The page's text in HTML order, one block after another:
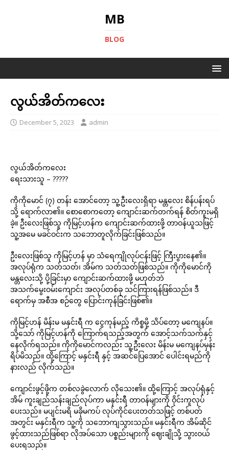
MB
BLOG
လွယ်အိတ်ကလေး
December 5, 2023 admin
လွယ်အိတ်ကလေး
ရေးသားသူ – ?????
ကိုကိုမောင် (၇) တန်း အောင်တော့ သူ့ဦးလေးရှိရာ မန္တလေး စိန်ပန်းရပ်
သို့ ရောက်လာ၏။ စောစောကတော့ ကျောင်းဆက်တက်ရန် စိတ်ကူးမရှိ
ခဲ့။ ဦးလေးဖြစ်သူ ကိုမြင့်ဟန်က ကျောင်းဆက်ထားဖို့ တာဝန်ယူသဖြင့်
သူ့အမေ မခင်ဝင်းက သဘောတူလိုက်ခြင်းဖြစ်သည်။
ဦးလေးဖြစ်သူ ကိုမြင့်ဟန် မှာ သံရေကျိုလုပ်ငန်းဖြင့် ကြီးပွားနေ၏။
အလုပ်ရုံက သတ်သတ်၊ အိမ်က သတ်သတ်ဖြစ်သည်။ ကိုကိုမောင်ကို
မန္တလေးသို့ ပို့ခြင်းမှာ ကျောင်းဆက်ထားဖို့ မဟုတ်ဘဲ
အသက်မွေးဝမ်းကျောင်း အလုပ်တစ်ခု သင်ကြားရန်ဖြစ်သည်။ ဒီ
ရောက်မှ အစီအ စဉ်တွေ ပြောင်းကုန်ခြင်းဖြစ်၏။
ကိုမြင့်ဟန် မိန်းမ မနှင်းရီ က ငွေကုန်မည့် ကိစ္စမို့ သိပ်တော့ မကျေနပ်။
သို့သော် ကိုမြင့်ဟန်ကို ကြောက်ရသည့်အတွက် အောင့်သက်သက်နှင့်
နေလိုက်ရသည်။ ကိုကိုမောင်ကလည်း သူ့ဦးလေး မိန်းမ မကျေနပ်မှန်း
ရိပ်မိသည်။ ထို့ကြောင့် မနှင်းရီ နှင့် အဆင်ပြေအောင် ပေါင်းရမည်ကို
နားလည် လိုက်သည်။
ကျောင်းဖွင့်ဖို့က တစ်လခွဲလောက် လိုသေး၏။ ထို့ကြောင့် အလုပ်ရုံနှင့်
အိမ် ကူးချည်သန်းချည်လုပ်ကာ မနှင်းရီ တာဝန်များကို ဝိုင်းကူလုပ်
ပေးသည်။ မပျင်းမရိ မခိုမကပ် လုပ်ကိုင်ပေးတတ်သဖြင့် တစ်ပတ်
အတွင်း မနှင်းရီက သူ့ကို သဘောကျသွားသည်။ မနှင်းရီက အိမ်ဆိုင်
ဖွင့်ထားသည်ဖြစ်ရာ လိုအပ်သော ပစ္စည်းများကို ဈေးချိုသို့ သွားဝယ်
ပေးရသည်။